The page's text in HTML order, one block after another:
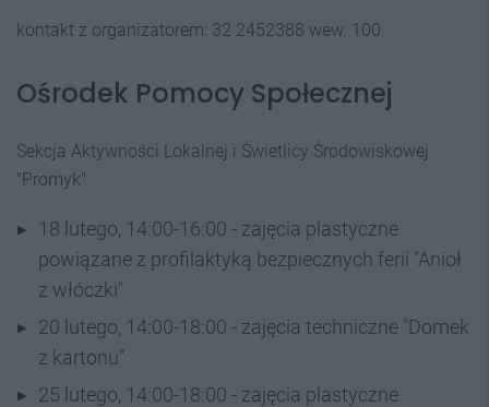
kontakt z organizatorem: 32 2452388 wew. 100
Ośrodek Pomocy Społecznej
Sekcja Aktywności Lokalnej i Świetlicy Środowiskowej
"Promyk"
18 lutego, 14:00-16:00 - zajęcia plastyczne
powiązane z profilaktyką bezpiecznych ferii "Anioł
z włóczki"
20 lutego, 14:00-18:00 - zajęcia techniczne "Domek
z kartonu"
25 lutego, 14:00-18:00 - zajęcia plastyczne